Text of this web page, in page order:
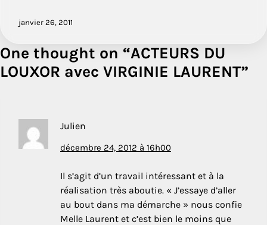
janvier 26, 2011
One thought on “ACTEURS DU
LOUXOR avec VIRGINIE LAURENT”
Julien
décembre 24, 2012 à 16h00
Il s’agit d’un travail intéressant et à la
réalisation très aboutie. « J’essaye d’aller
au bout dans ma démarche » nous confie
Melle Laurent et c’est bien le moins que